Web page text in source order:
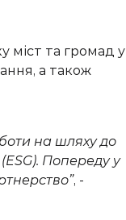
міст та громад у
а також
на шляхудо
. Попереду у
”, -